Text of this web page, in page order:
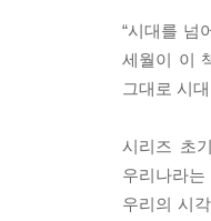
“시대를 넘
세월이 이
그대로 시
시리즈 초
우리나라
우리의 시